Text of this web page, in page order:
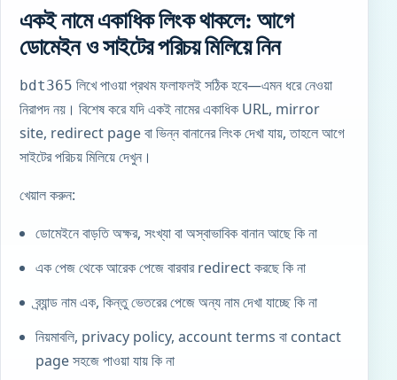
একই নামে একাধিক লিংক থাকলে: আগে
ডোমেইন ও সাইটের পরিচয় মিলিয়ে নিন
bdt365 লিখে পাওয়া প্রথম ফলাফলই সঠিক হবে—এমন ধরে নেওয়া
নিরাপদ নয়। বিশেষ করে যদি একই নামের একাধিক URL, mirror
site, redirect page বা ভিন্ন বানানের লিংক দেখা যায়, তাহলে আগে
সাইটের পরিচয় মিলিয়ে দেখুন।
খেয়াল করুন:
ডোমেইনে বাড়তি অক্ষর, সংখ্যা বা অস্বাভাবিক বানান আছে কি না
এক পেজ থেকে আরেক পেজে বারবার redirect করছে কি না
ব্র্যান্ড নাম এক, কিন্তু ভেতরের পেজে অন্য নাম দেখা যাচ্ছে কি না
নিয়মাবলি, privacy policy, account terms বা contact
page সহজে পাওয়া যায় কি না